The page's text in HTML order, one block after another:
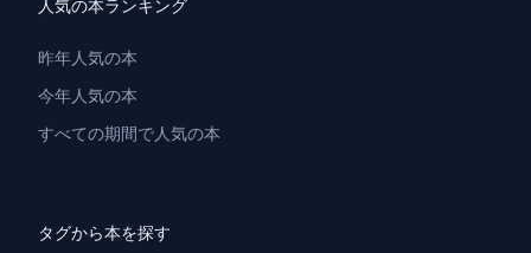
人気の本ランキング
昨年人気の本
今年人気の本
すべての期間で人気の本
タグから本を探す